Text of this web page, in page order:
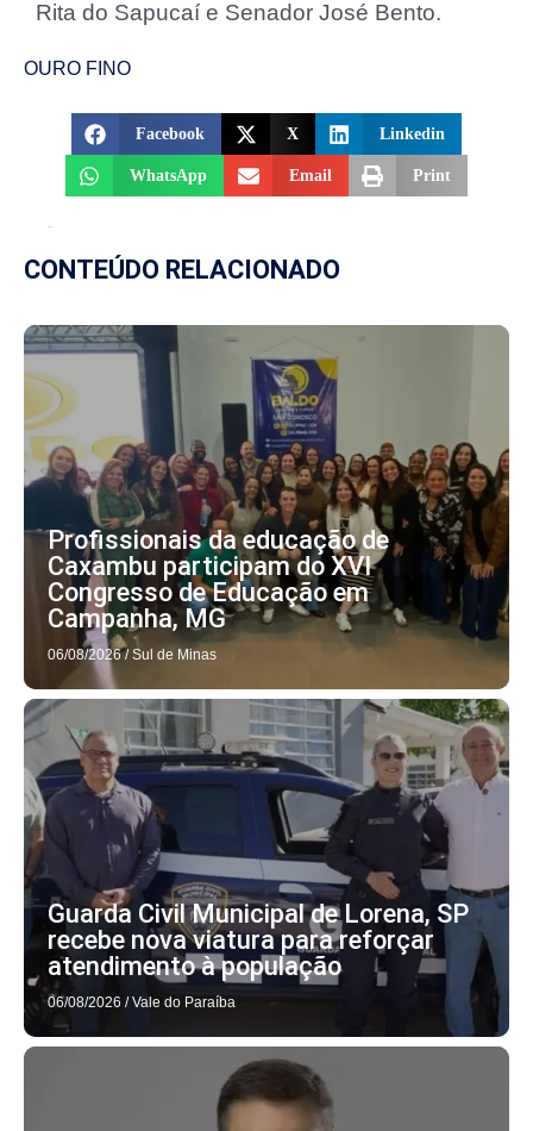
Rita do Sapucaí e Senador José Bento.
OURO FINO
Facebook X Linkedin
WhatsApp Email Print
CONTEÚDO RELACIONADO
Profissionais da educação de
Caxambu participam do XVI
Congresso de Educação em
Campanha, MG
06/08/2026 / Sul de Minas
Guarda Civil Municipal de Lorena, SP
recebe nova viatura para reforçar
atendimento à população
06/08/2026 / Vale do Paraíba